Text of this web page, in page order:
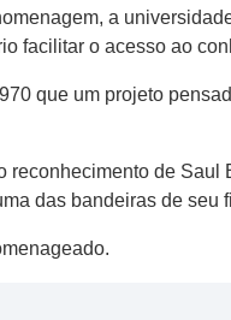
a
facilitar o acesso ao
que um projeto
reconhecimento de
das bandeiras de seu